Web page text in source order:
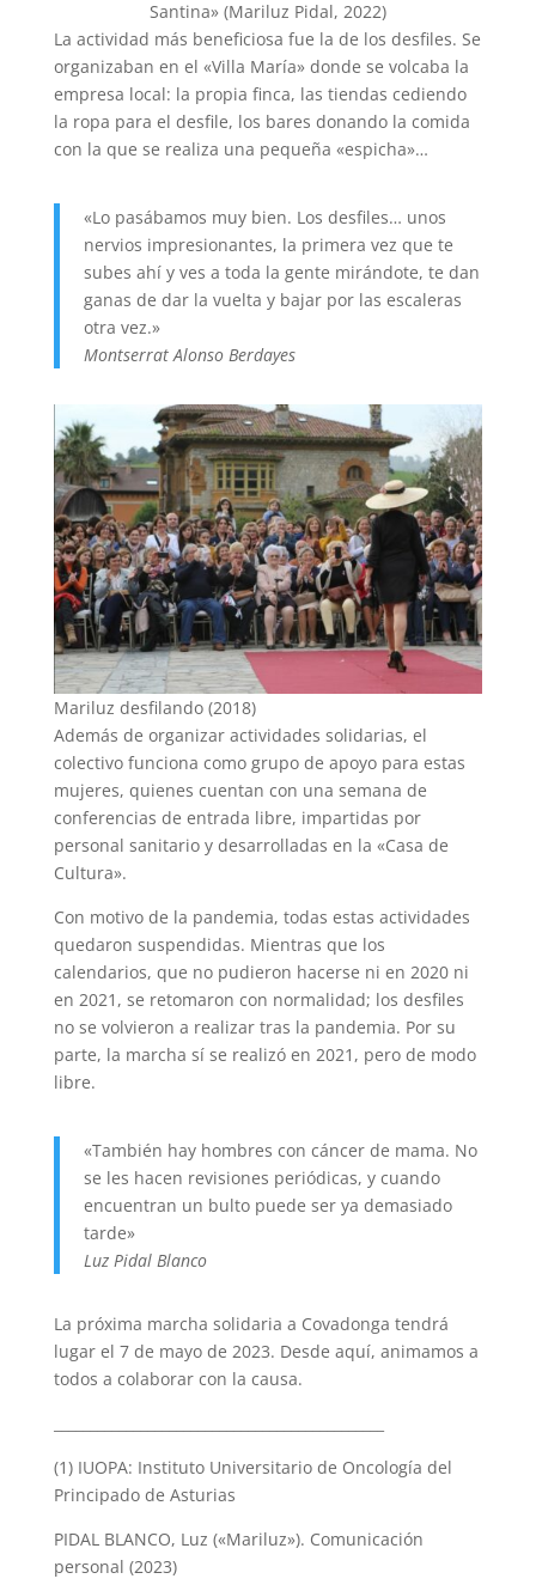
Santina» (Mariluz Pidal, 2022)
La actividad más beneficiosa fue la de los desfiles. Se
organizaban en el «Villa María» donde se volcaba la
empresa local: la propia finca, las tiendas cediendo
la ropa para el desfile, los bares donando la comida
con la que se realiza una pequeña «espicha»…
«Lo pasábamos muy bien. Los desfiles… unos
nervios impresionantes, la primera vez que te
subes ahí y ves a toda la gente mirándote, te dan
ganas de dar la vuelta y bajar por las escaleras
otra vez.»
Montserrat Alonso Berdayes
Mariluz desfilando (2018)
Además de organizar actividades solidarias, el
colectivo funciona como grupo de apoyo para estas
mujeres, quienes cuentan con una semana de
conferencias de entrada libre, impartidas por
personal sanitario y desarrolladas en la «Casa de
Cultura».
Con motivo de la pandemia, todas estas actividades
quedaron suspendidas. Mientras que los
calendarios, que no pudieron hacerse ni en 2020 ni
en 2021, se retomaron con normalidad; los desfiles
no se volvieron a realizar tras la pandemia. Por su
parte, la marcha sí se realizó en 2021, pero de modo
libre.
«También hay hombres con cáncer de mama. No
se les hacen revisiones periódicas, y cuando
encuentran un bulto puede ser ya demasiado
tarde»
Luz Pidal Blanco
La próxima marcha solidaria a Covadonga tendrá
lugar el 7 de mayo de 2023. Desde aquí, animamos a
todos a colaborar con la causa.
(1) IUOPA: Instituto Universitario de Oncología del
Principado de Asturias
PIDAL BLANCO, Luz («Mariluz»). Comunicación
personal (2023)